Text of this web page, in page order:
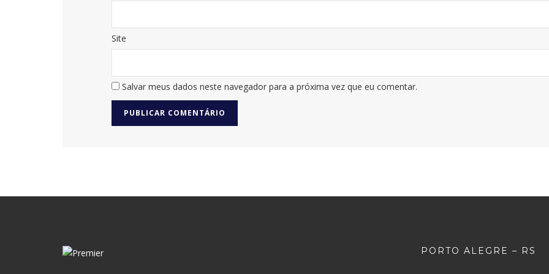
Site
Salvar meus dados neste navegador para a próxima vez que eu comentar.
PORTO ALEGRE – RS